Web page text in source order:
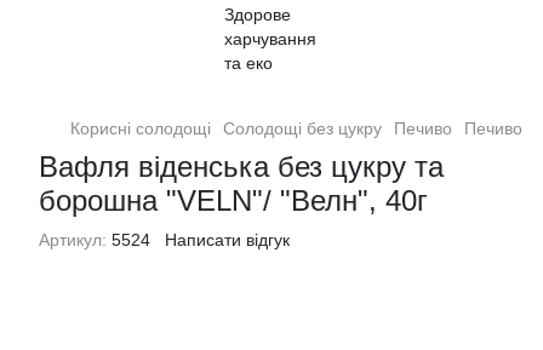
Корисні солодощі Солодощі без цукру Печиво Печиво
Вафля віденська без цукру та
борошна "VELN"/ "Велн", 40г
Артикул: 5524 Написати відгук